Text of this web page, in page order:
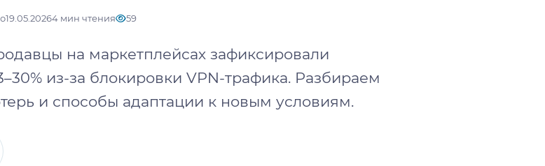
19.05.20264 мин чтения 59
на маркетплейсах зафиксировали
из-за блокировки VPN-трафика. Разбираем
и способы адаптации к новым условиям.